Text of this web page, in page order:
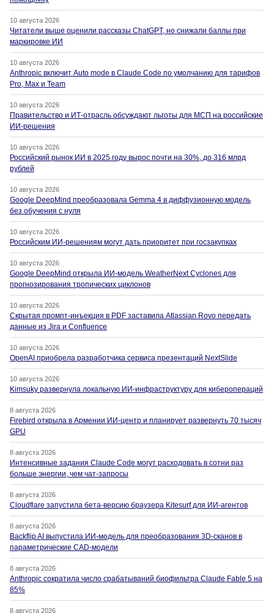
10 августа 2026
Читатели выше оценили рассказы ChatGPT, но снижали баллы при
маркировке ИИ
10 августа 2026
Anthropic включит Auto mode в Claude Code по умолчанию для тарифов
Pro, Max и Team
10 августа 2026
Правительство и ИТ-отрасль обсуждают льготы для МСП на российские
ИИ-решения
10 августа 2026
Российский рынок ИИ в 2025 году вырос почти на 30%, до 316 млрд
рублей
10 августа 2026
Google DeepMind преобразовала Gemma 4 в диффузионную модель
без обучения с нуля
10 августа 2026
Российским ИИ-решениям могут дать приоритет при госзакупках
10 августа 2026
Google DeepMind открыла ИИ-модель WeatherNext Cyclones для
прогнозирования тропических циклонов
10 августа 2026
Скрытая промпт-инъекция в PDF заставила Atlassian Rovo передать
данные из Jira и Confluence
10 августа 2026
OpenAI приобрела разработчика сервиса презентаций NextSlide
10 августа 2026
Kimsuky развернула локальную ИИ-инфраструктуру для киберопераций
8 августа 2026
Firebird открыла в Армении ИИ-центр и планирует развернуть 70 тысяч
GPU
8 августа 2026
Интенсивные задания Claude Code могут расходовать в сотни раз
больше энергии, чем чат-запросы
8 августа 2026
Cloudflare запустила бета-версию браузера Kitesurf для ИИ-агентов
8 августа 2026
Backflip AI выпустила ИИ-модель для преобразования 3D-сканов в
параметрические CAD-модели
8 августа 2026
Anthropic сократила число срабатываний биофильтра Claude Fable 5 на
85%
8 августа 2026